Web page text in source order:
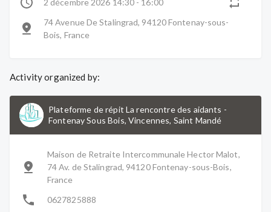
2 décembre 2026 14:30 - 16:00
74 Avenue De Stalingrad, 94120 Fontenay-sous-
Bois, France
Activity organized by:
Plateforme de répit La rencontre des aidants -
Fontenay Sous Bois, Vincennes, Saint Mandé
Maison de Retraite Intercommunale Hector Malot,
74 Av. de Stalingrad, 94120 Fontenay-sous-Bois,
France
0627825888